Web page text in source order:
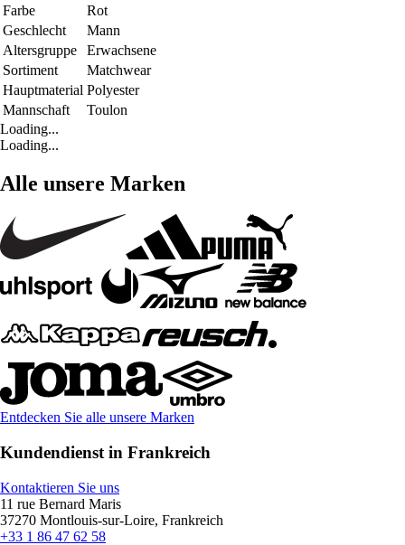
Farbe
Rot
Geschlecht
Mann
Altersgruppe
Erwachsene
Sortiment
Matchwear
Hauptmaterial Polyester
Mannschaft
Toulon
Loading...
Loading...
Alle unsere Marken
Entdecken Sie alle unsere Marken
Kundendienst in Frankreich
Kontaktieren Sie uns
11 rue Bernard Maris
37270 Montlouis-sur-Loire, Frankreich
+33 1 86 47 62 58